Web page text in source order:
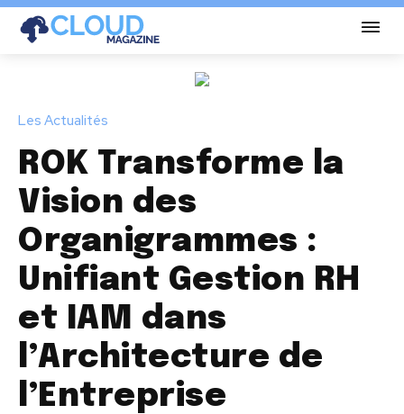
Les Actualités
ROK Transforme la
Vision des
Organigrammes :
Unifiant Gestion RH
et IAM dans
l’Architecture de
l’Entreprise